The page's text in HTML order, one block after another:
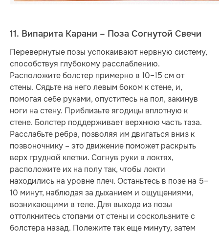
11. Випарита Карани – Поза Согнутой Свечи
Перевернутые позы успокаивают нервную систему,
способствуя глубокому расслаблению.
Расположите болстер примерно в 10–15 см от
стены. Сядьте на него левым боком к стене, и,
помогая себе руками, опуститесь на пол, закинув
ноги на стену. Приблизьте ягодицы вплотную к
стене. Болстер поддерживает верхнюю часть таза.
Расслабьте ребра, позволяя им двигаться вниз к
позвоночнику – это движение поможет раскрыть
верх грудной клетки. Согнув руки в локтях,
расположите их на полу так, чтобы локти
находились на уровне плеч. Останьтесь в позе на 5–
10 минут, наблюдая за дыханием и ощущениями,
возникающими в теле. Для выхода из позы
оттолкнитесь стопами от стены и соскользните с
болстера назад. Полежите так еще минуту, затем